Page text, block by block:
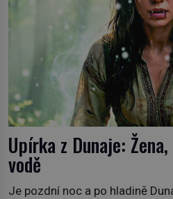
Upírka z Dunaje:
vodě
Je pozdní noc a po hladině